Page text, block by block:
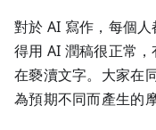
對於 AI 寫作，每個
得用 AI 潤稿很正常
在褻瀆文字。大家在
為預期不同而產生的摩